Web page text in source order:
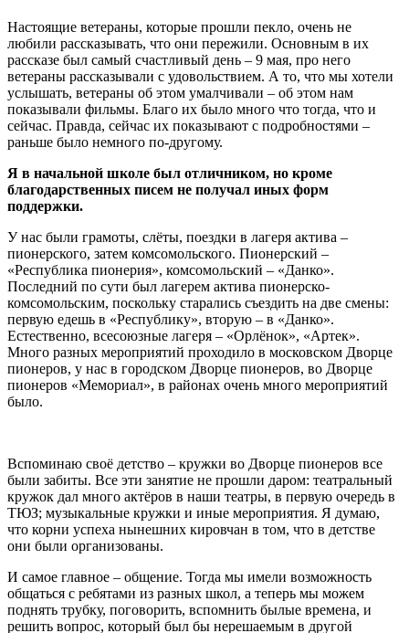
Настоящие ветераны, которые прошли пекло, очень не
любили рассказывать, что они пережили. Основным в их
рассказе был самый счастливый день – 9 мая, про него
ветераны рассказывали с удовольствием. А то, что мы хотели
услышать, ветераны об этом умалчивали – об этом нам
показывали фильмы. Благо их было много что тогда, что и
сейчас. Правда, сейчас их показывают с подробностями –
раньше было немного по-другому.
Я в начальной школе был отличником, но кроме
благодарственных писем не получал иных форм
поддержки.
У нас были грамоты, слёты, поездки в лагеря актива –
пионерского, затем комсомольского. Пионерский –
«Республика пионерия», комсомольский – «Данко».
Последний по сути был лагерем актива пионерско-
комсомольским, поскольку старались съездить на две смены:
первую едешь в «Республику», вторую – в «Данко».
Естественно, всесоюзные лагеря – «Орлёнок», «Артек».
Много разных мероприятий проходило в московском Дворце
пионеров, у нас в городском Дворце пионеров, во Дворце
пионеров «Мемориал», в районах очень много мероприятий
было.
Вспоминаю своё детство – кружки во Дворце пионеров все
были забиты. Все эти занятие не прошли даром: театральный
кружок дал много актёров в наши театры, в первую очередь в
ТЮЗ; музыкальные кружки и иные мероприятия. Я думаю,
что корни успеха нынешних кировчан в том, что в детстве
они были организованы.
И самое главное – общение. Тогда мы имели возможность
общаться с ребятами из разных школ, а теперь мы можем
поднять трубку, поговорить, вспомнить былые времена, и
решить вопрос, который был бы нерешаемым в другой